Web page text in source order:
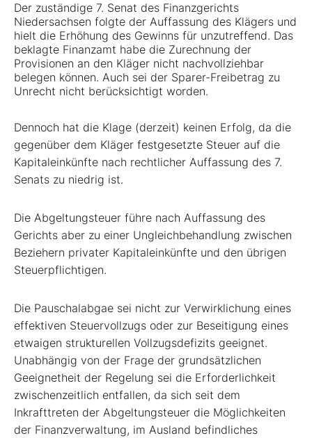
Der zuständige 7. Senat des Finanzgerichts
Niedersachsen folgte der Auffassung des Klägers und
hielt die Erhöhung des Gewinns für unzutreffend. Das
beklagte Finanzamt habe die Zurechnung der
Provisionen an den Kläger nicht nachvollziehbar
belegen können. Auch sei der Sparer-Freibetrag zu
Unrecht nicht berücksichtigt worden.
Dennoch hat die Klage (derzeit) keinen Erfolg, da die
gegenüber dem Kläger festgesetzte Steuer auf die
Kapitaleinkünfte nach rechtlicher Auffassung des 7.
Senats zu niedrig ist.
Die Abgeltungsteuer führe nach Auffassung des
Gerichts aber zu einer Ungleichbehandlung zwischen
Beziehern privater Kapitaleinkünfte und den übrigen
Steuerpflichtigen.
Die Pauschalabgae sei nicht zur Verwirklichung eines
effektiven Steuervollzugs oder zur Beseitigung eines
etwaigen strukturellen Vollzugsdefizits geeignet.
Unabhängig von der Frage der grundsätzlichen
Geeignetheit der Regelung sei die Erforderlichkeit
zwischenzeitlich entfallen, da sich seit dem
Inkrafttreten der Abgeltungsteuer die Möglichkeiten
der Finanzverwaltung, im Ausland befindliches